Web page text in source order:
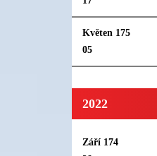
Květen 175
05
2022
Září 174